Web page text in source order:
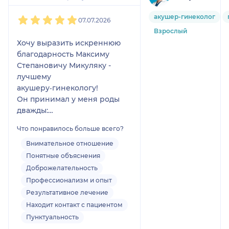
07.07.2026
Хочу выразить искреннюю
благодарность Максиму
Степановичу Микуляку -
лучшему
акушеру‑гинекологу!
Он принимал у меня роды
дважды:
вторые экстренное кесарево
сечение. В обеих ситуациях
всё прошло идеально: ни у
меня, ни у малышей не
возникло никаких проблем.
Особенно ценю, что в
действовал чётко, спокойно
Что понравилось больше всего?
Внимательное отношение
Понятные объяснения
Доброжелательность
Профессионализм и опыт
Результативное лечение
Находит контакт с пациентом
Пунктуальность
акушер-гинеколог
Взрослый